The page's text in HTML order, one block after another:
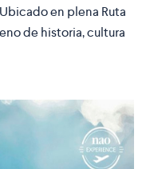
en plena Ruta
de historia, cultura